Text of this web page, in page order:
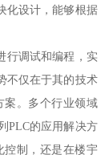
化设计，能够根据
行调试和编程，实
不仅在于其的技术
案。多个行业领域
PLC的应用解决方
控制，还是在楼宇